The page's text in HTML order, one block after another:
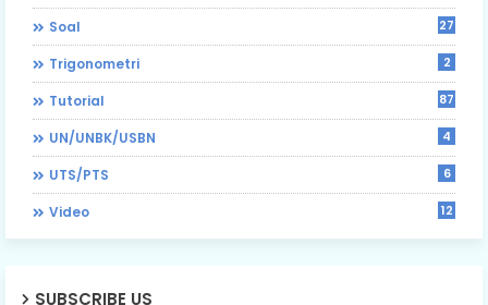
Soal 27
Trigonometri 2
Tutorial 87
UN/UNBK/USBN 4
UTS/PTS 6
Video 12
SUBSCRIBE US